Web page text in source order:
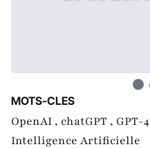
MOTS-CLES
OpenAI , chatGPT , GPT-
Intelligence Artificielle